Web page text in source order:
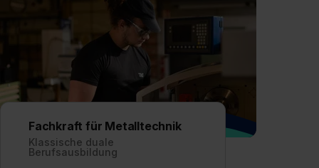
angemessenes Datenschutzniveau (EuGH – Schrems
II). Du kannst die von dir erteilte Einwilligung jederzeit mit
Wirkung für die Zukunft ganz oder teilweise über unsere
Datenschutzerklärung unter dem Punkt „Datenschutz-
Einstellungen“ widerrufen. Weitere Informationen zu den
einzelnen Cookies findest du durch Klick auf „Details
Impressum.
Fachkraft für Metalltechnik
Klassische duale
Berufsausbildung